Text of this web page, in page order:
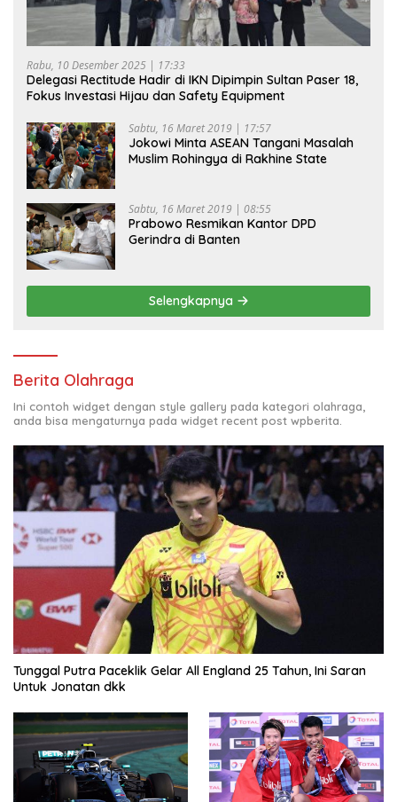
Rabu, 10 Desember 2025 | 17:33
Delegasi Rectitude Hadir di IKN Dipimpin Sultan Paser 18,
Fokus Investasi Hijau dan Safety Equipment
Sabtu, 16 Maret 2019 | 17:57
Jokowi Minta ASEAN Tangani Masalah
Muslim Rohingya di Rakhine State
Sabtu, 16 Maret 2019 | 08:55
Prabowo Resmikan Kantor DPD
Gerindra di Banten
Selengkapnya
Berita Olahraga
Ini contoh widget dengan style gallery pada kategori olahraga,
anda bisa mengaturnya pada widget recent post wpberita.
Tunggal Putra Paceklik Gelar All England 25 Tahun, Ini Saran
Untuk Jonatan dkk